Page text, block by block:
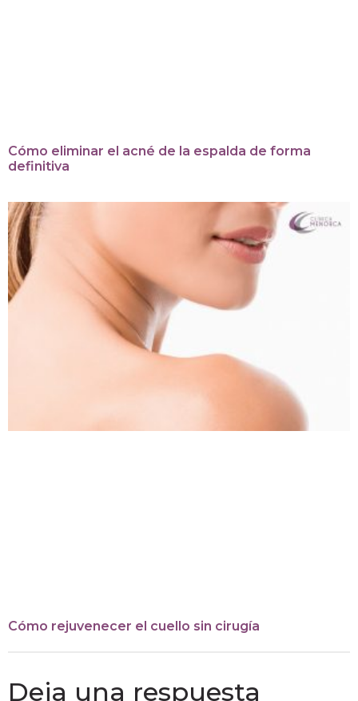
Cómo eliminar el acné de la espalda de forma
definitiva
Cómo rejuvenecer el cuello sin cirugía
Deja una respuesta